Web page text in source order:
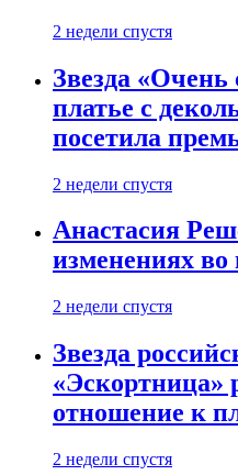
2 недели спустя
Звезда «Очень
платье с
посетила
2 недели спустя
Анастасия
изменениях
2 недели спустя
Звезда
«Эскортница»
отношение к
2 недели спустя